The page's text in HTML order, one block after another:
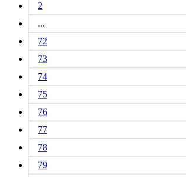
2
...
72
73
74
75
76
77
78
79